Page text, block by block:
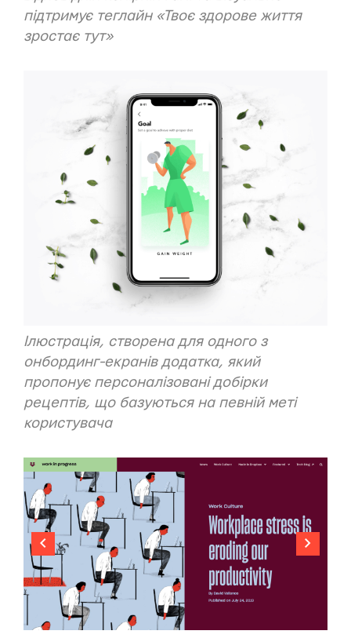
підтримує теглайн «Твоє здорове життя
зростає тут»
Ілюстрація, створена для одного з
онбординг-екранів додатка, який
пропонує персоналізовані добірки
рецептів, що базуються на певній меті
користувача